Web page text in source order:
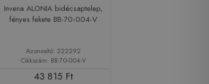
Invena ALONIA bidécsaptelep,
fényes fekete BB-70-004-V
Azonosító: 222292
Cikkszám: BB-70-004-V
43 815 Ft